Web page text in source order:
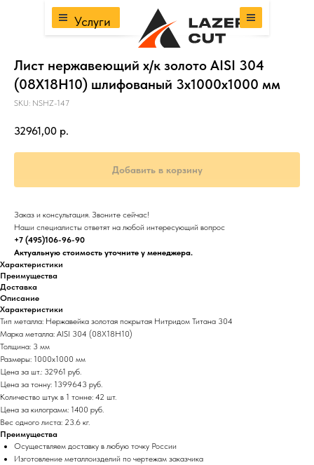
Услуги
Лист нержавеющий х/к золото AISI 304
(08Х18Н10) шлифованый 3х1000х1000 мм
SKU: NSHZ-147
32961,00 р.
Добавить в корзину
Заказ и консультация. Звоните сейчас!
Наши специалисты ответят на любой интересующий вопрос
+7 (495)106-96-90
Актуальную стоимость уточните у менеджера.
Характеристики
Преимущества
Доставка
Описание
Характеристики
Тип металла: Нержавейка золотая покрытая Нитридом Титана 304
Марка металла: AISI 304 (08Х18Н10)
Толщина: 3 мм
Размеры: 1000х1000 мм
Цена за шт.: 32961 руб.
Цена за тонну: 1399643 руб.
Количество штук в 1 тонне: 42 шт.
Цена за килограмм: 1400 руб.
Вес одного листа: 23.6 кг.
Преимущества
Осуществляем доставку в любую точку России
Изготовление металлоизделий по чертежам заказчика